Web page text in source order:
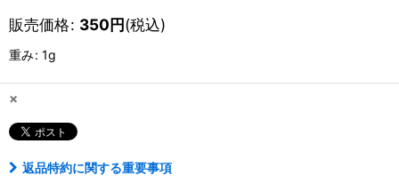
販売価格: 350円(税込)
重み: 1g
×
返品特約に関する重要事項